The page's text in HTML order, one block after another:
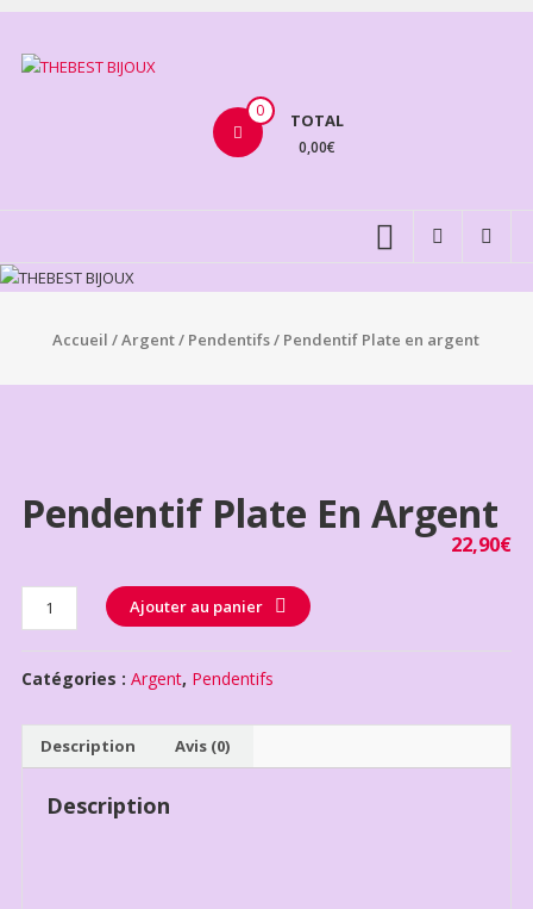
Aller
contenu
BIJOUX
0 TOTAL
0,00€
Accueil /Argent/ Pendentifs/ Pendentif Plate en argent
Pendentif Plate En Argent
22,90€
Quantité Ajouter au panier
Catégories : Argent, Pendentifs
Description Avis (0)
Description